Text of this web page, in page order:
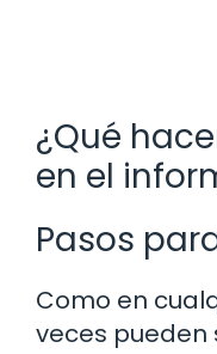
¿Qué
en el
Pasos
Como en
veces pueden